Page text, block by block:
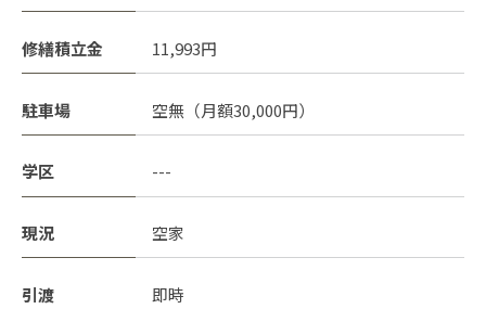
修繕積立金 11,993円
駐車場 空無（月額30,000円）
学区 ---
現況 空家
引渡 即時